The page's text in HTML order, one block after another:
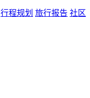
行程规划 旅行报告 社区